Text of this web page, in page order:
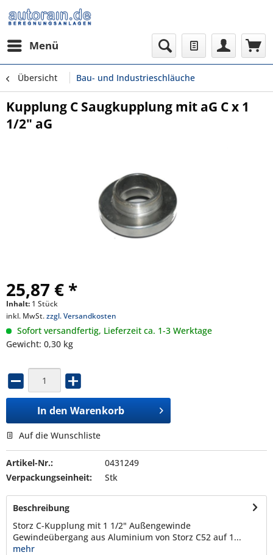
Menü
Übersicht Bau- und Industrieschläuche
Kupplung C Saugkupplung mit aG C x 1
1/2" aG
25,87 € *
Inhalt: 1 Stück
inkl. MwSt.zzgl. Versandkosten
Sofort versandfertig, Lieferzeit ca. 1-3 Werktage
Gewicht: 0,30 kg
In den Warenkorb
Auf die Wunschliste
Artikel-Nr.:
0431249
Verpackungseinheit:
Stk
Beschreibung
Storz C-Kupplung mit 1 1/2" Außengewinde
Gewindeübergang aus Aluminium von Storz C52 auf 1...
mehr